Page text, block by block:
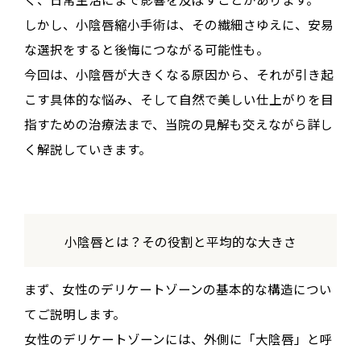
しかし、小陰唇縮小手術は、その繊細さゆえに、安易
な選択をすると後悔につながる可能性も。
今回は、小陰唇が大きくなる原因から、それが引き起
こす具体的な悩み、そして自然で美しい仕上がりを目
指すための治療法まで、当院の見解も交えながら詳し
く解説していきます。
小陰唇とは？その役割と平均的な大きさ
まず、女性のデリケートゾーンの基本的な構造につい
てご説明します。
女性のデリケートゾーンには、外側に「大陰唇」と呼